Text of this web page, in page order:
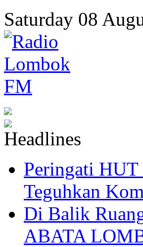
Saturday 08
Peringati
Teguhkan
Di Balik
ABATA